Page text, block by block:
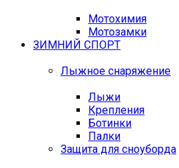
Мотохимия
Мотозамки
ЗИМНИЙ СПОРТ
Лыжное снаряжение
Лыжи
Крепления
Ботинки
Палки
Защита для сноуборда